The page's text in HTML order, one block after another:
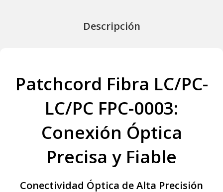
Descripción
Patchcord Fibra LC/PC-
LC/PC FPC-0003:
Conexión Óptica
Precisa y Fiable
Conectividad Óptica de Alta Precisión